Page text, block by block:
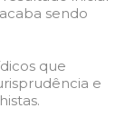
sendo
que
e